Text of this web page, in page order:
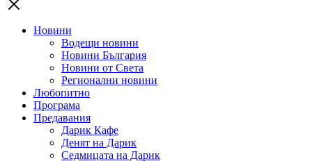
Новини
Водещи новини
Новини България
Новини от Света
Регионални новини
Любопитно
Програма
Предавания
Дарик Кафе
Денят на Дарик
Седмицата на Дарик